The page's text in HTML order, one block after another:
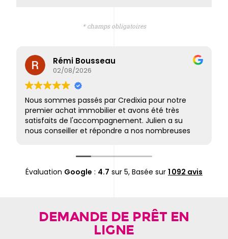
* champs obligatoires
Rémi Bousseau
02/08/2026
Nous sommes passés par Credixia pour notre
premier achat immobilier et avons été très
satisfaits de l'accompagnement. Julien a su
nous conseiller et répondre a nos nombreuses
Réponse du propriétaire
financement.
Nous vous remercions de vos 5 étoiles
Évaluation Google : 4.7 sur 5, Basée sur 1 092 avis
DEMANDE DE PRÊT EN
LIGNE